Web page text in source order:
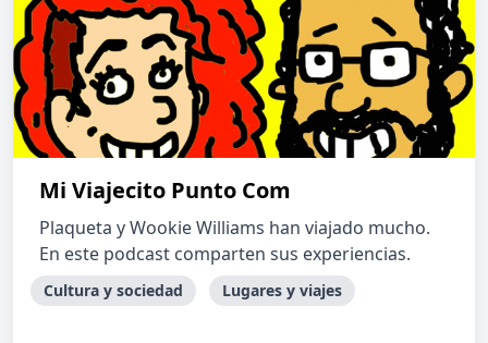
Mi Viajecito Punto Com
Plaqueta y Wookie Williams han viajado mucho.
En este podcast comparten sus experiencias.
Cultura y sociedad Lugares y viajes